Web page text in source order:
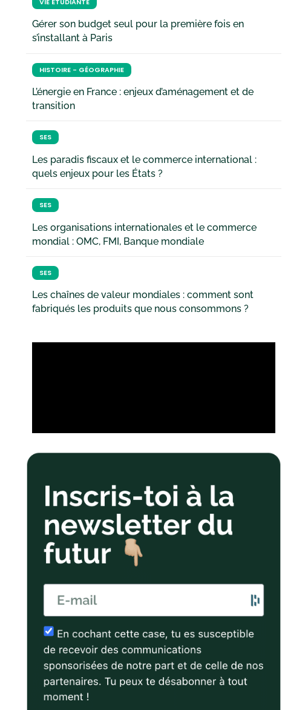
VIE ÉTUDIANTE
Gérer son budget seul pour la première fois en
s’installant à Paris
HISTOIRE - GÉOGRAPHIE
L’énergie en France : enjeux d’aménagement et de
transition
SES
Les paradis fiscaux et le commerce international :
quels enjeux pour les États ?
SES
Les organisations internationales et le commerce
mondial : OMC, FMI, Banque mondiale
SES
Les chaînes de valeur mondiales : comment sont
fabriqués les produits que nous consommons ?